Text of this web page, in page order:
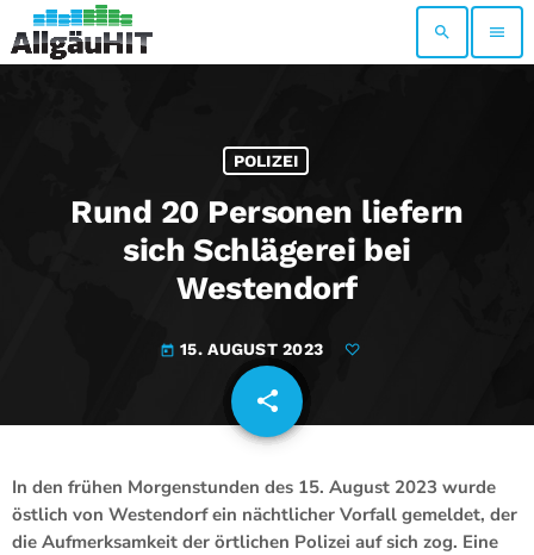
search menu
POLIZEI
Rund 20 Personen liefern
sich Schlägerei bei
Westendorf
today 15. AUGUST 2023
share
email
In den frühen Morgenstunden des 15. August 2023 wurde
östlich von Westendorf ein nächtlicher Vorfall gemeldet, der
die Aufmerksamkeit der örtlichen Polizei auf sich zog. Eine